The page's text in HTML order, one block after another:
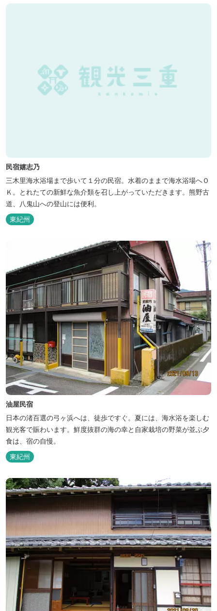
民宿嬉志乃
三木里海水浴場まで歩いて１分の民宿。水着のままで海水浴場へＯ
Ｋ。とれたての新鮮な魚介類を召し上がっていただきます。熊野古
道、八鬼山への登山には便利。
東紀州
油屋民宿
日本の渚百選の弓ヶ浜へは、徒歩ですぐ。夏には、海水浴を楽しむ
観光客で賑わいます。鮮度抜群の海の幸と自家栽培の野菜が並ぶ夕
食は、宿の自慢。
東紀州